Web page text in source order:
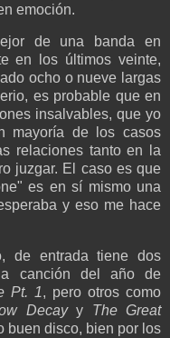
emoción.
de una banda en
en los últimos veinte,
ocho o nueve largas
es probable que en
insalvables, que yo
mayoría de los casos
relaciones tanto en la
juzgar. El caso es que
es en sí mismo una
y eso me hace
de entrada tiene dos
a canción del año de
Pt. 1, pero otros como
Decayy The Great
buen disco, bien por los